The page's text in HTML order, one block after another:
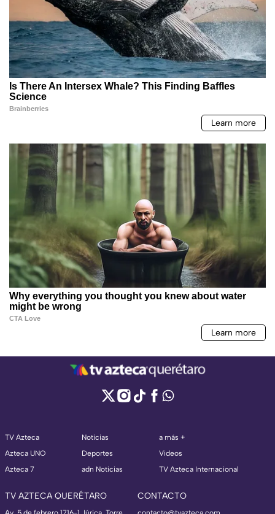
TV Azteca
Azteca UNO
Azteca 7
Noticias
Deportes
adn Noticias
a más +
Videos
TV Azteca Internacional
TV AZTECA QUERÉTARO CONTACTO